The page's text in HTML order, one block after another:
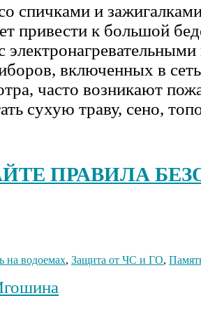
спичками и
привести к большой
включенных в
часто возникают
сухую траву, сено,
ПРАВИЛА
на водоемах, Защита от ЧС и ГО,